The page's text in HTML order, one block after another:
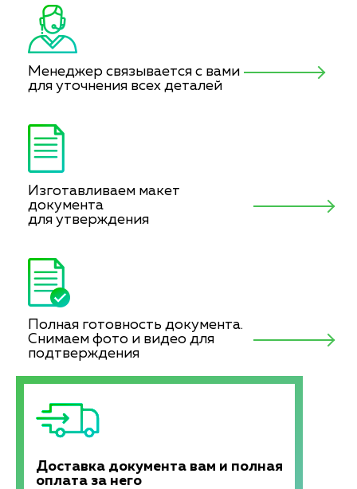
Менеджер связывается с вами
для уточнения всех деталей
Изготавливаем макет
документа
для утверждения
Полная готовность документа.
Снимаем фото и видео для
подтверждения
Доставка документа вам и полная
оплата за него